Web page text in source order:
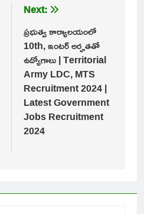
Next:
ప్రభుత్వ కార్యాలయంలో
10th, ఇంటర్ అర్హతతో
ఉద్యోగాలు | Territorial
Army LDC, MTS
Recruitment 2024 |
Latest Government
Jobs Recruitment
2024